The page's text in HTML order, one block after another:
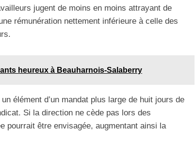
jugent de moins en moins attrayant de
rémunération nettement inférieure à celle des
heureux à Beauharnois-Salaberry
élément d’un mandat plus large de huit jours de
Si la direction ne cède pas lors des
pourrait être envisagée, augmentant ainsi la